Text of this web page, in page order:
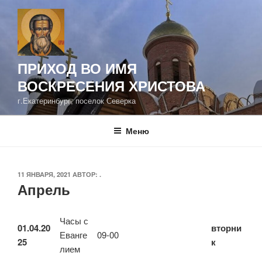
Перейти
содержимому
ПРИХОД ВО ИМЯ
ВОСКРЕСЕНИЯ ХРИСТОВА
г.Екатеринбург, поселок Северка
Меню
ОПУБЛИКОВАНО
11 ЯНВАРЯ, 2021 АВТОР: .
Апрель
01.04.20
25
Часы с
Еванге
лием
09-00
вторни
к